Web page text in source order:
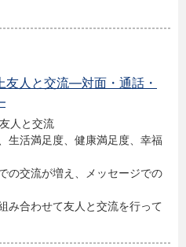
友人と交流―対面・通話・
人と交流
生活満足度、健康満足度、幸福
の交流が増え、メッセージでの
み合わせて友人と交流を行って